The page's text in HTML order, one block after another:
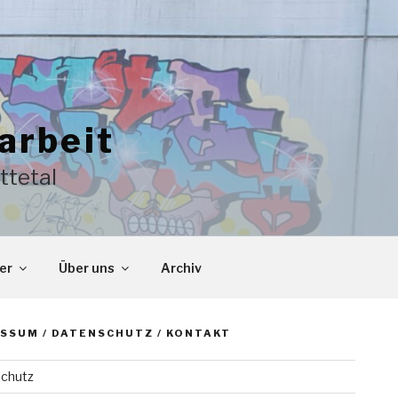
Über uns Archiv
/ DATENSCHUTZ / KONTAKT